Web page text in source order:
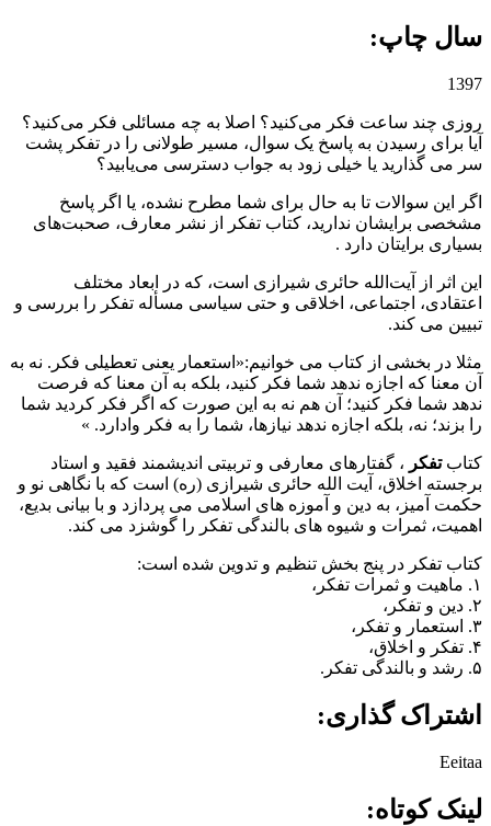
سال چاپ: ‌
1397
روزی چند ساعت فکر می‌کنید؟ اصلا به چه مسائلی فکر می‌کنید؟
آیا برای رسیدن به پاسخ یک سوال، مسیر طولانی را در تفکر پشت
سر می گذارید یا خیلی زود به جواب ‌دسترسی می‌یابید‍؟
اگر این سوالات تا به حال برای شما مطرح نشده، یا اگر پاسخ
مشخصی برایشان ندارید، کتاب تفکر از نشر معارف، صحبت‌های
بسیاری برایتان دارد .
این اثر از آیت‌الله حائری شیرازی است، که در ابعاد مختلف
اعتقادی، اجتماعی، اخلاقی و حتی سیاسی مسأله تفکر را بررسی و
تبیین می کند.
مثلا در بخشی از کتاب می خوانیم:«استعمار یعنی تعطیلی فکر. نه به
آن معنا که اجازه ندهد شما فکر کنید، بلکه به آن معنا که فرصت
ندهد شما فکر کنید؛ آن هم نه به این صورت که اگر فکر کردید شما
را بزند؛ نه، بلکه اجازه ندهد نیازها، شما را به فکر وادارد. »
کتابتفکر ، گفتارهای معارفی و تربیتی اندیشمند فقید و استاد
برجسته اخلاق، آیت الله حائری شیرازی (ره) است که با نگاهی نو و
حکمت آمیز، به دین و آموزه های اسلامی می پردازد و با بیانی بدیع،
اهمیت، ثمرات و شیوه های بالندگی تفکر را گوشزد می کند.
کتاب تفکر در پنج بخش تنظیم و تدوین شده است:
۱. ماهیت و ثمرات تفکر،
۲. دین و تفکر،
۳. استعمار و تفکر،
۴. تفکر و اخلاق،
۵. رشد و بالندگی تفکر.
اشتراک گذاری:
Eeitaa
لینک کوتاه: